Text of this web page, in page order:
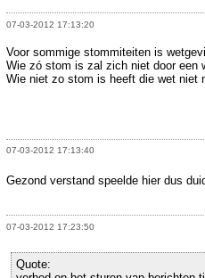
07-03-2012 17:13:20
Voor sommige stommiteiten is
Wie zó stom is zal zich niet door een
Wie niet zo stom is heeft die wet niet
07-03-2012 17:13:40
Gezond verstand speelde hier dus
07-03-2012 17:23:50
Quote: